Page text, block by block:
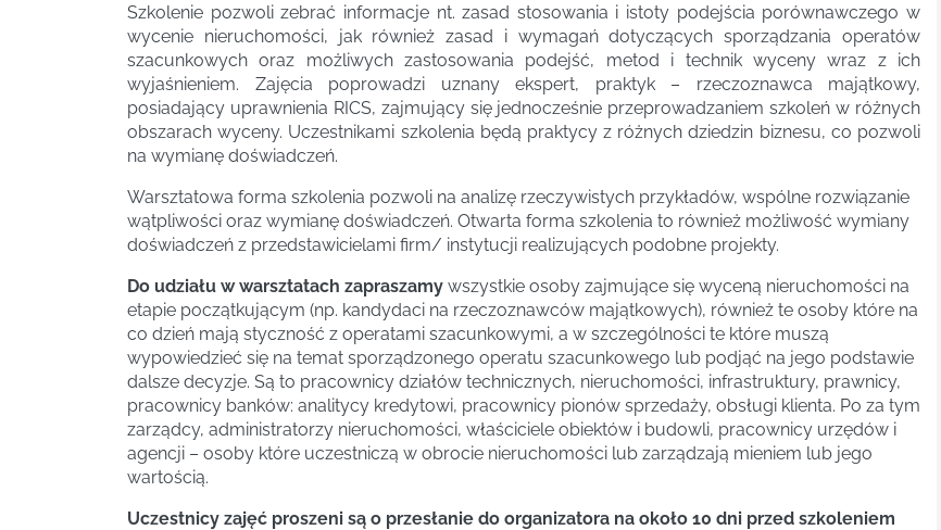
Szkolenie pozwoli zebrać informacje nt. zasad stosowania i istoty podejścia porównawczego w
wycenie nieruchomości, jak również zasad i wymagań dotyczących sporządzania operatów
szacunkowych oraz możliwych zastosowania podejść, metod i technik wyceny wraz z ich
wyjaśnieniem. Zajęcia poprowadzi uznany ekspert, praktyk – rzeczoznawca majątkowy,
posiadający uprawnienia RICS, zajmujący się jednocześnie przeprowadzaniem szkoleń w różnych
obszarach wyceny. Uczestnikami szkolenia będą praktycy z różnych dziedzin biznesu, co pozwoli
na wymianę doświadczeń.
Warsztatowa forma szkolenia pozwoli na analizę rzeczywistych przykładów, wspólne rozwiązanie
wątpliwości oraz wymianę doświadczeń. Otwarta forma szkolenia to również możliwość wymiany
doświadczeń z przedstawicielami firm/ instytucji realizujących podobne projekty.
Do udziału w warsztatach zapraszamy wszystkie osoby zajmujące się wyceną nieruchomości na
etapie początkującym (np. kandydaci na rzeczoznawców majątkowych), również te osoby które na
co dzień mają styczność z operatami szacunkowymi, a w szczególności te które muszą
wypowiedzieć się na temat sporządzonego operatu szacunkowego lub podjąć na jego podstawie
dalsze decyzje. Są to pracownicy działów technicznych, nieruchomości, infrastruktury, prawnicy,
pracownicy banków: analitycy kredytowi, pracownicy pionów sprzedaży, obsługi klienta. Po za tym
zarządcy, administratorzy nieruchomości, właściciele obiektów i budowli, pracownicy urzędów i
agencji – osoby które uczestniczą w obrocie nieruchomości lub zarządzają mieniem lub jego
wartością.
Uczestnicy zajęć proszeni są o przesłanie do organizatora na około 10 dni przed szkoleniem